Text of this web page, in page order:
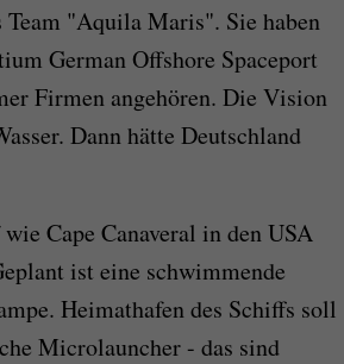
Team "Aquila Maris". Sie haben
German Offshore Spaceport
Firmen angehören. Die Vision
Dann hätte Deutschland
Cape Canaveral in den USA
ist eine schwimmende
Heimathafen des Schiffs soll
Microlauncher - das sind